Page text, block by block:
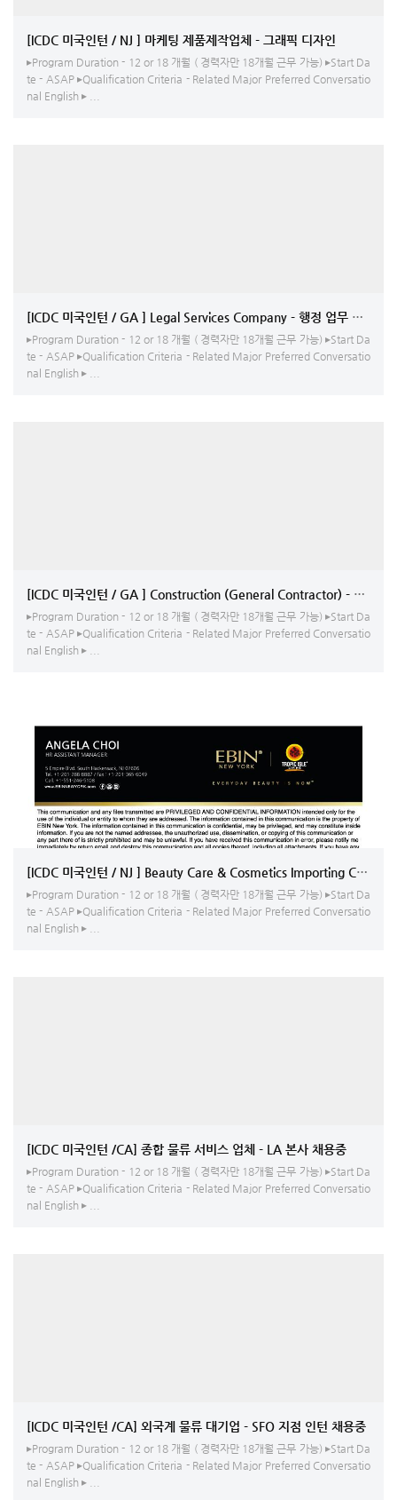
[ICDC 미국인턴 / NJ ] 마케팅 제품제작업체 - 그래픽 디자인
▸Program Duration - 12 or 18 개월 ( 경력자만 18개월 근무 가능) ▸Start Da
te - ASAP ▸Qualification Criteria - Related Major Preferred Conversatio
nal English ▸ ...
[ICDC 미국인턴 / GA ] Legal Services
▸Program Duration - 12 or 18 개월 ( 경력자만 18개월 근무 가능) ▸Start Da
te - ASAP ▸Qualification Criteria - Related Major Preferred Conversatio
nal English ▸ ...
[ICDC 미국인턴 / GA ] Construction (General Contractor) - 현장 공
▸Program Duration - 12 or 18 개월 ( 경력자만 18개월 근무 가능) ▸Start Da
te - ASAP ▸Qualification Criteria - Related Major Preferred Conversatio
nal English ▸ ...
[ICDC 미국인턴 / NJ ] Beauty Care & Cosmetics Importing
▸Program Duration - 12 or 18 개월 ( 경력자만 18개월 근무 가능) ▸Start Da
te - ASAP ▸Qualification Criteria - Related Major Preferred Conversatio
nal English ▸ ...
[ICDC 미국인턴 /CA] 종합 물류 서비스 업체 - LA 본사 채용중
▸Program Duration - 12 or 18 개월 ( 경력자만 18개월 근무 가능) ▸Start Da
te - ASAP ▸Qualification Criteria - Related Major Preferred Conversatio
nal English ▸ ...
[ICDC 미국인턴 /CA] 외국계 물류 대기업 - SFO 지점 인턴 채용중
▸Program Duration - 12 or 18 개월 ( 경력자만 18개월 근무 가능) ▸Start Da
te - ASAP ▸Qualification Criteria - Related Major Preferred Conversatio
nal English ▸ ...